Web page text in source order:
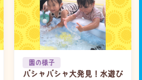
園の様子
バシャバシャ大発見！水遊び